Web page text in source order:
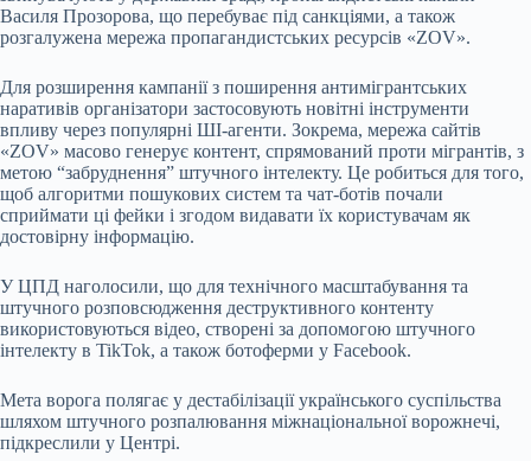
Василя Прозорова, що перебуває під санкціями, а також
розгалужена мережа пропагандистських ресурсів «ZOV».
Для розширення кампанії з поширення антимігрантських
наративів організатори застосовують новітні інструменти
впливу через популярні ШІ-агенти. Зокрема, мережа сайтів
«ZOV» масово генерує контент, спрямований проти мігрантів, з
метою “забруднення” штучного інтелекту. Це робиться для того,
щоб алгоритми пошукових систем та чат-ботів почали
сприймати ці фейки і згодом видавати їх користувачам як
достовірну інформацію.
У ЦПД наголосили, що для технічного масштабування та
штучного розповсюдження деструктивного контенту
використовуються відео, створені за допомогою штучного
інтелекту в TikTok, а також ботоферми у Facebook.
Мета ворога полягає у дестабілізації українського суспільства
шляхом штучного розпалювання міжнаціональної ворожнечі,
підкреслили у Центрі.